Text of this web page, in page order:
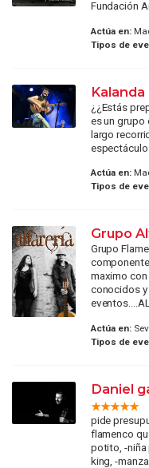
Fundación
Actúa en:
Tipos de
Kalanda
¿¿Estás
es un grupo
largo
espectáculo
Actúa en:
Tipos de
Grupo
Grupo
maximo
conocidos
Actúa en:
Tipos de
Daniel
pide
flamenco
potito, -niña
king, -